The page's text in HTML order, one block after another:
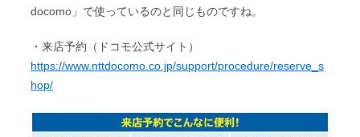
docomo」で使っているのと同じものですね。
・来店予約（ドコモ公式サイト）
https://www.nttdocomo.co.jp/support/procedure/reserve_s
hop/